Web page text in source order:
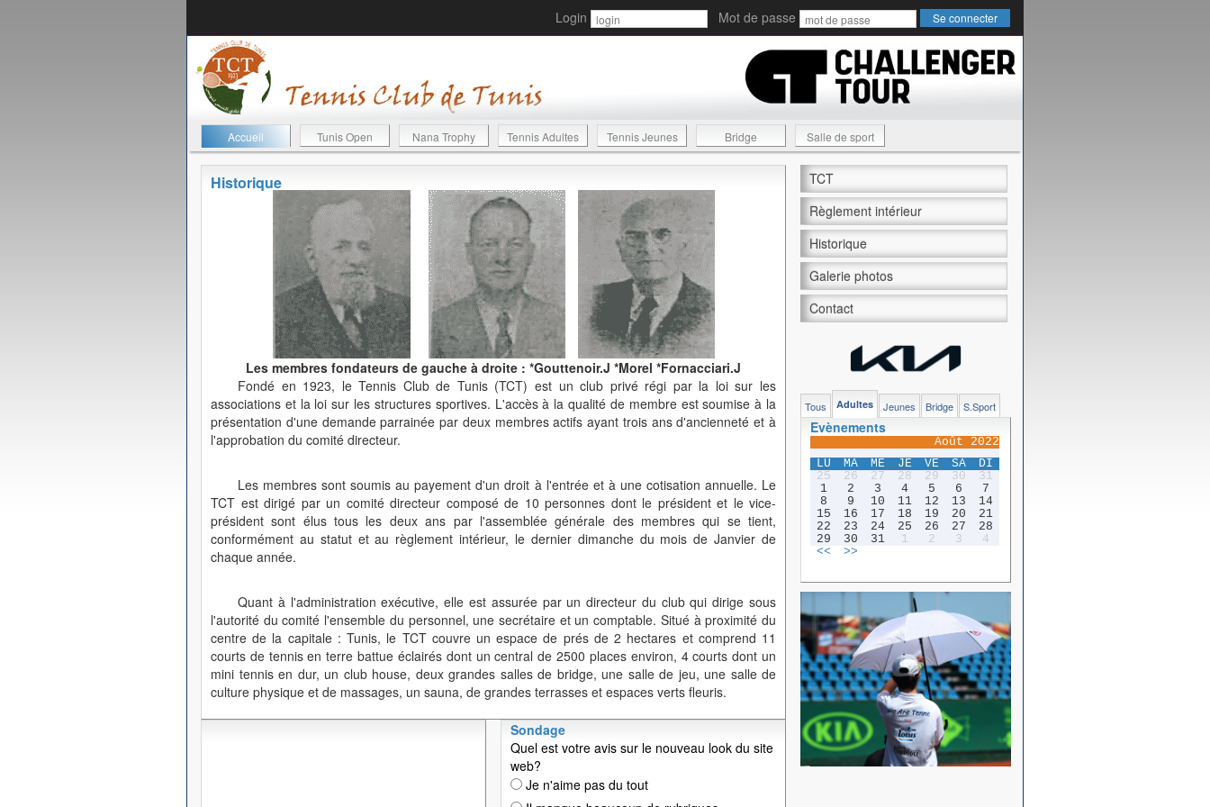
Login Mot de passe
Accueil Tunis Open Nana Trophy Tennis Adultes Tennis Jeunes Bridge Salle de sport
Historique
Les membres fondateurs de gauche à droite : *Gouttenoir.J *Morel *Fornacciari.J
Fondé en 1923, le Tennis Club de Tunis (TCT) est un club privé régi par la loi sur les
associations et la loi sur les structures sportives. L'accès à la qualité de membre est soumise à la
présentation d'une demande parrainée par deux membres actifs ayant trois ans d'ancienneté et à
l'approbation du comité directeur.
Les membres sont soumis au payement d'un droit à l'entrée et à une cotisation annuelle. Le
TCT est dirigé par un comité directeur composé de 10 personnes dont le président et le vice-
président sont élus tous les deux ans par l'assemblée générale des membres qui se tient,
conformément au statut et au règlement intérieur, le dernier dimanche du mois de Janvier de
chaque année.
Quant à l'administration exécutive, elle est assurée par un directeur du club qui dirige sous
l'autorité du comité l'ensemble du personnel, une secrétaire et un comptable. Situé à proximité du
centre de la capitale : Tunis, le TCT couvre un espace de prés de 2 hectares et comprend 11
courts de tennis en terre battue éclairés dont un central de 2500 places environ, 4 courts dont un
mini tennis en dur, un club house, deux grandes salles de bridge, une salle de jeu, une salle de
culture physique et de massages, un sauna, de grandes terrasses et espaces verts fleuris.
Sondage
Quel est votre avis sur le nouveau look du site
web?
Je n'aime pas du tout
TCT
Règlement intérieur
Historique
Galerie photos
Contact
Tous Adultes Jeunes Bridge S.Sport
Evènements
Août 2022
LU
MA ME JE VE SA
DI
25
26 27 28 29 30
31
1
2 3 4 5 6
7
8
9 10 11 12 13
14
15
16 17 18 19 20
21
22
23 24 25 26 27
28
29
30 31 1 2 3
4
<<
>>